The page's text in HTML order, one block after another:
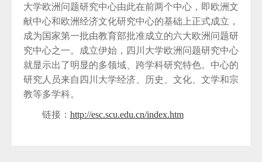
大学欧洲问题研究中心由此在前两个中心，即欧洲文
献中心和欧洲经济文化研究中心的基础上正式成立，
成为国家第一批由教育部批准成立的六大欧洲问题研
究中心之一。成立伊始，四川大学欧洲问题研究中心
就显示出了明显的多领域、跨学科研究特色。中心的
研究人员来自四川大学经济、历史、文化、文学和宗
教等多学科。
链接： http://esc.scu.edu.cn/index.htm